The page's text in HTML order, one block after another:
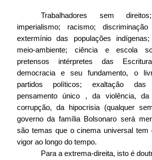
Trabalhadores sem
imperialismo; racismo;
extermínio das populações
meio-ambiente; ciência e escola
pretensos intérpretes das
democracia e seu fundamento, o
partidos políticos; exaltação
pensamento único , da violência, da
corrupção, da hipocrisia (qualquer
governo da família Bolsonaro será
são temas que o cinema universal tem
vigor ao longo do tempo.
Para a extrema-direita, isto é